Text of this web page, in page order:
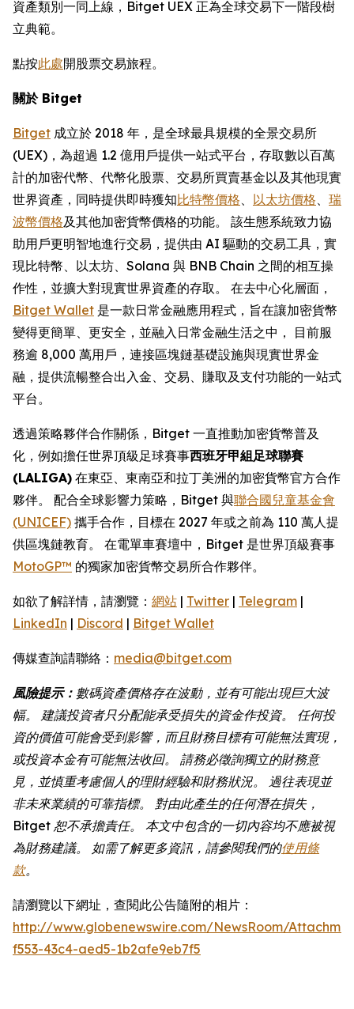
資產類別一同上線，Bitget UEX 正為全球交易下一階段樹
立典範。
點按此處開股票交易旅程。
關於 Bitget
Bitget 成立於 2018 年，是全球最具規模的全景交易所
(UEX)，為超過 1.2 億用戶提供一站式平台，存取數以百萬
計的加密代幣、代幣化股票、交易所買賣基金以及其他現實
世界資產，同時提供即時獲知比特幣價格 以太坊價格
瑞
波幣價格及其他加密貨幣價格的功能。 該生態系統致力協
助用戶更明智地進行交易，提供由 AI 驅動的交易工具，實
現比特幣、以太坊、Solana 與 BNB Chain 之間的相互操
作性，並擴大對現實世界資產的存取。 在去中心化層面，
Bitget Wallet 是一款日常金融應用程式，旨在讓加密貨幣
變得更簡單、更安全，並融入日常金融生活之中， 目前服
務逾 8,000 萬用戶，連接區塊鏈基礎設施與現實世界金
融，提供流暢整合出入金、交易、賺取及支付功能的一站式
平台。
透過策略夥伴合作關係，Bitget 一直推動加密貨幣普及
化，例如擔任世界頂級足球賽事西班牙甲組足球聯賽
(LALIGA) 在東亞、東南亞和拉丁美洲的加密貨幣官方合作
夥伴。 配合全球影響力策略，Bitget 與聯合國兒童基金會
(UNICEF) 攜手合作，目標在 2027 年或之前為 110 萬人提
供區塊鏈教育。 在電單車賽壇中，Bitget 是世界頂級賽事
MotoGP™ 的獨家加密貨幣交易所合作夥伴。
如欲了解詳情，請瀏覽： 網站 | Twitter | Telegram |
LinkedIn | Discord | Bitget Wallet
傳媒查詢請聯絡： media@bitget.com
風險提示： 數碼資產價格存在波動，並有可能出現巨大波
幅。 建議投資者只分配能承受損失的資金作投資。 任何投
資的價值可能會受到影響，而且財務目標有可能無法實現，
或投資本金有可能無法收回。 請務必徵詢獨立的財務意
見，並慎重考慮個人的理財經驗和財務狀況。 過往表現並
非未來業績的可靠指標。 對由此產生的任何潛在損失，
Bitget 恕不承擔責任。 本文中包含的一切內容均不應被視
為財務建議。 如需了解更多資訊，請參閱我們的使用條
款。
請瀏覽以下網址，查閱此公告隨附的相片：
http://www.globenewswire.com/NewsRoom/
f553-43c4-aed5-1b2afe9eb7f5